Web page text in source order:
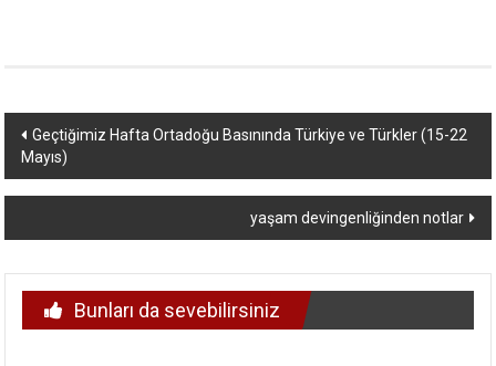
Yazı
dolaşımı
Geçtiğimiz Hafta Ortadoğu Basınında Türkiye ve Türkler (15-22
Mayıs)
yaşam devingenliğinden notlar
Bunları da sevebilirsiniz